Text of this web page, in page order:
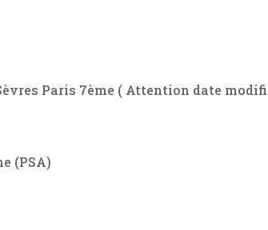
Paris 7ème ( Attention date
(PSA)